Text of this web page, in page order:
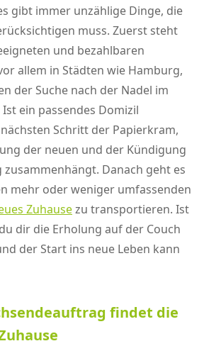
gibt immer unzählige Dinge, die
muss. Zuerst steht
und bezahlbaren
allem in Städten wie Hamburg,
der Suche nach der Nadel im
ein passendes Domizil
Schritt der Papierkram,
der neuen und der Kündigung
Danach geht es
mehr oder weniger umfassenden
Zuhausezu transportieren. Ist
dir die Erholung auf der Couch
der Start ins neue Leben kann
findet die